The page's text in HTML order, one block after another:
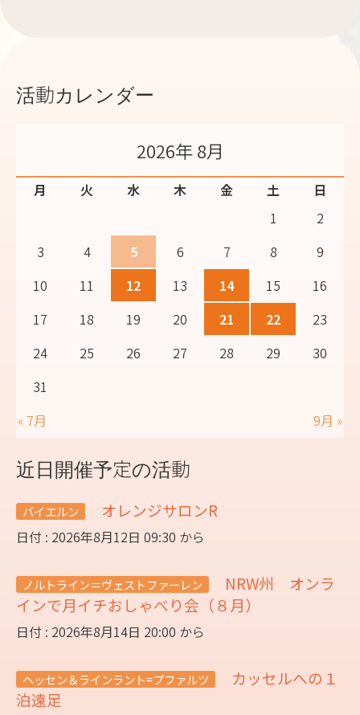
活動カレンダー
2026年 8月
月 火 水 木 金 土
日
1
2
3
4 5 6 7 8
9
10
11 12 13 14 15
16
17
18 19 20 21 22
23
24
25 26 27 28 29
30
31
« 7月
9月 »
近日開催予定の活動
バイエルン オレンジサロンR
日付 : 2026年8月12日 09:30 から
ノルトライン＝ヴェストファーレン
NRW州 オンラ
インで月イチおしゃべり会（８月）
日付 : 2026年8月14日 20:00 から
ヘッセン＆ラインラント=プファルツ
カッセルへの１
泊遠足